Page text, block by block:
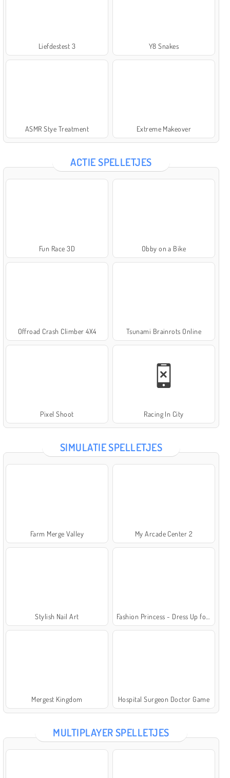
Liefdestest 3 Y8 Snakes
ASMR Stye Treatment Extreme Makeover
ACTIE SPELLETJES
Fun Race 3D Obby on a Bike
Offroad Crash Climber 4X4 Tsunami Brainrots Online
Pixel Shoot Racing In City
SIMULATIE SPELLETJES
Farm Merge Valley My Arcade Center 2
Stylish Nail Art
Mergest Kingdom Hospital Surgeon Doctor Game
MULTIPLAYER SPELLETJES